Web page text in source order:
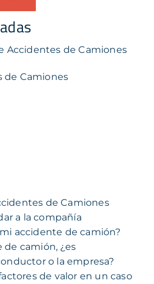
Accidentes de Camiones
de Camiones
de Camiones
a la compañía
accidente de camión?
camión, ¿es
o la empresa?
de valor en un caso